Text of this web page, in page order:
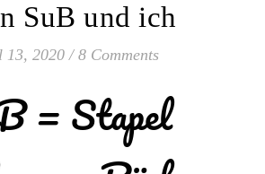
SuB und ich
13, 2020 / 8 Comments
= Stapel